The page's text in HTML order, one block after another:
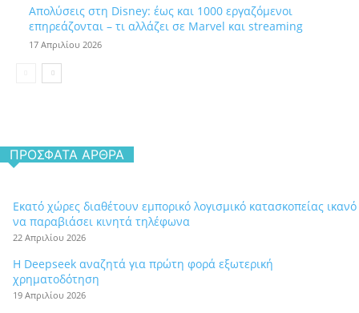
Απολύσεις στη Disney: έως και 1000 εργαζόμενοι
επηρεάζονται – τι αλλάζει σε Marvel και streaming
17 Απριλίου 2026
ΠΡΌΣΦΑΤΑ ΆΡΘΡΑ
Εκατό χώρες διαθέτουν εμπορικό λογισμικό κατασκοπείας ικανό
να παραβιάσει κινητά τηλέφωνα
22 Απριλίου 2026
Η Deepseek αναζητά για πρώτη φορά εξωτερική
χρηματοδότηση
19 Απριλίου 2026